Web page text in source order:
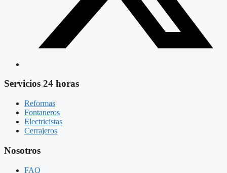
Servicios 24 horas
Reformas
Fontaneros
Electricistas
Cerrajeros
Nosotros
FAQ